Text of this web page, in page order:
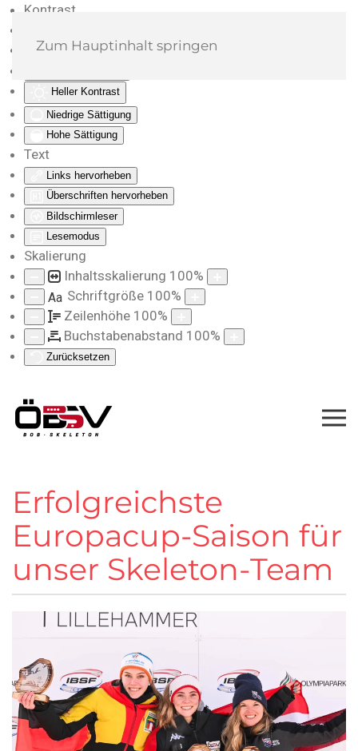
Kontrast
Monochrom
Heller Kontrast
Niedrige Sättigung
Hohe Sättigung
Text
Links hervorheben
Überschriften hervorheben
Bildschirmleser
Lesemodus
Skalierung
Inhaltsskalierung 100%
Aa Schriftgröße 100%
Zeilenhöhe 100%
Buchstabenabstand 100%
Zurücksetzen
Zum Hauptinhalt springen
Erfolgreichste
Europacup-Saison für
unser Skeleton-Team